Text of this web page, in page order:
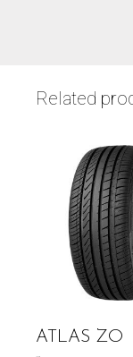
Related
ATLAS ZO